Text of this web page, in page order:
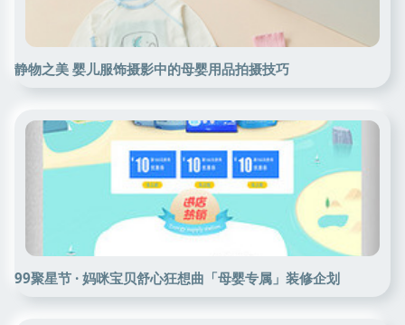
静物之美 婴儿服饰摄影中的母婴用品拍摄技巧
99聚星节 · 妈咪宝贝舒心狂想曲「母婴专属」装修企划